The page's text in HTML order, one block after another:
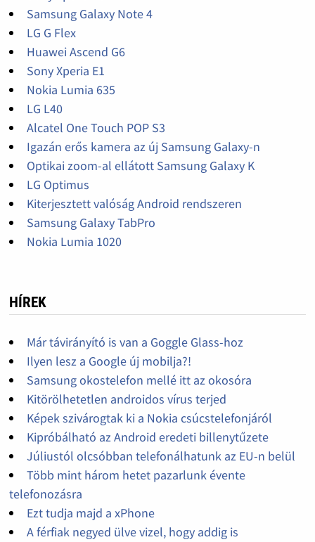
Samsung Galaxy Note 4
LG G Flex
Huawei Ascend G6
Sony Xperia E1
Nokia Lumia 635
LG L40
Alcatel One Touch POP S3
Igazán erős kamera az új Samsung Galaxy-n
Optikai zoom-al ellátott Samsung Galaxy K
LG Optimus
Kiterjesztett valóság Android rendszeren
Samsung Galaxy TabPro
Nokia Lumia 1020
HÍREK
Már távirányító is van a Goggle Glass-hoz
Ilyen lesz a Google új mobilja?!
Samsung okostelefon mellé itt az okosóra
Kitörölhetetlen androidos vírus terjed
Képek szivárogtak ki a Nokia csúcstelefonjáról
Kipróbálható az Android eredeti billenytűzete
Júliustól olcsóbban telefonálhatunk az EU-n belül
Több mint három hetet pazarlunk évente
telefonozásra
Ezt tudja majd a xPhone
A férfiak negyed ülve vizel, hogy addig is